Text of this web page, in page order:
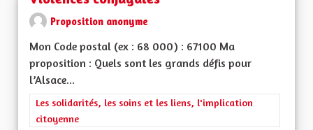
Proposition anonyme
Mon Code postal (ex : 68 000) : 67100 Ma
proposition : Quels sont les grands défis pour
l’Alsace...
Filtrer les résultats de la catégorie : Les solidarités, les soins
Les solidarités, les soins et les liens, l'implication
citoyenne